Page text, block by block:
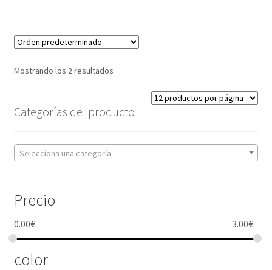
Mostrando los 2 resultados
Categorías del producto
Selecciona una categoría
Precio
0.00€ 3.00€
color